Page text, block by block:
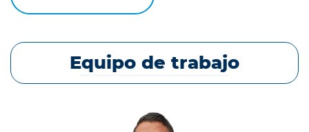
Equipo de trabajo